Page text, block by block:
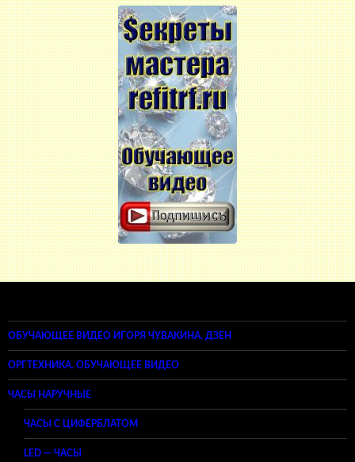
ОБУЧАЮЩЕЕ ВИДЕО ИГОРЯ ЧУВАКИНА. ДЗЕН
ОРГТЕХНИКА. ОБУЧАЮЩЕЕ ВИДЕО
ЧАСЫ НАРУЧНЫЕ
ЧАСЫ С ЦИФЕРБЛАТОМ
LED — ЧАСЫ